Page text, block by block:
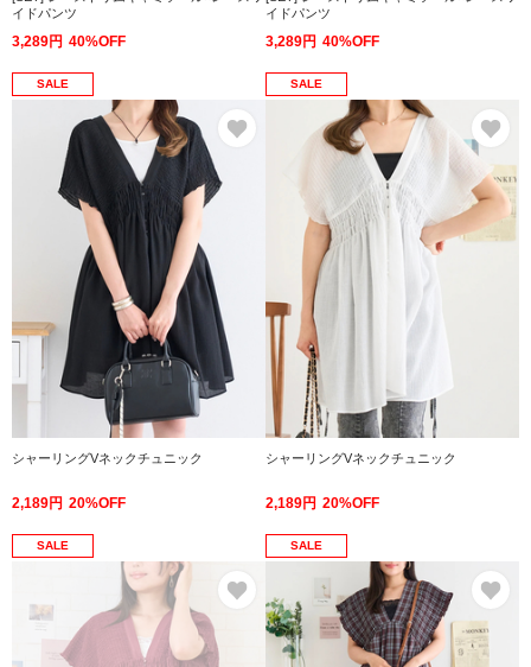
イドパンツ
3,289円 40%OFF
イドパンツ
3,289円 40%OFF
SALE
シャーリングVネックチュニック
2,189円 20%OFF
SALE
シャーリングVネックチュニック
2,189円 20%OFF
SALE SALE